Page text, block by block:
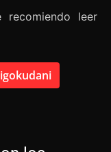
recomiendo leer